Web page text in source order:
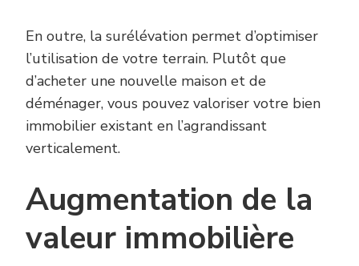
En outre, la surélévation permet d’optimiser
l’utilisation de votre terrain. Plutôt que
d’acheter une nouvelle maison et de
déménager, vous pouvez valoriser votre bien
immobilier existant en l’agrandissant
verticalement.
Augmentation de la
valeur immobilière